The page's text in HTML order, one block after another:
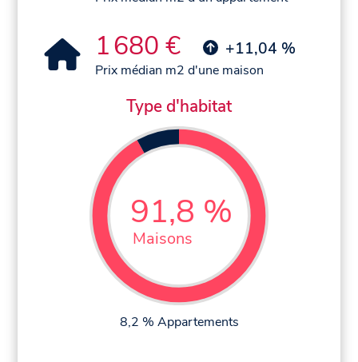
1 680 € +11,04 %
Prix médian m2 d'une maison
Type d'habitat
91,8 %
Maisons
8,2 % Appartements